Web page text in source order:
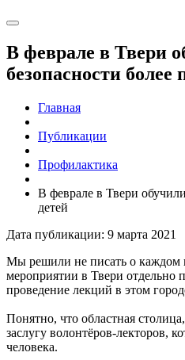
В феврале в Твери
безопасности более
Главная
Публикации
Профилактика
В феврале в Твери
детей
Дата публикации: 9 марта 2021
Мы решили не писать о каждом
мероприятии в Твери отдельно
проведение лекций в этом
Понятно, что областная
заслугу волонтёров-лекторов,
человека.